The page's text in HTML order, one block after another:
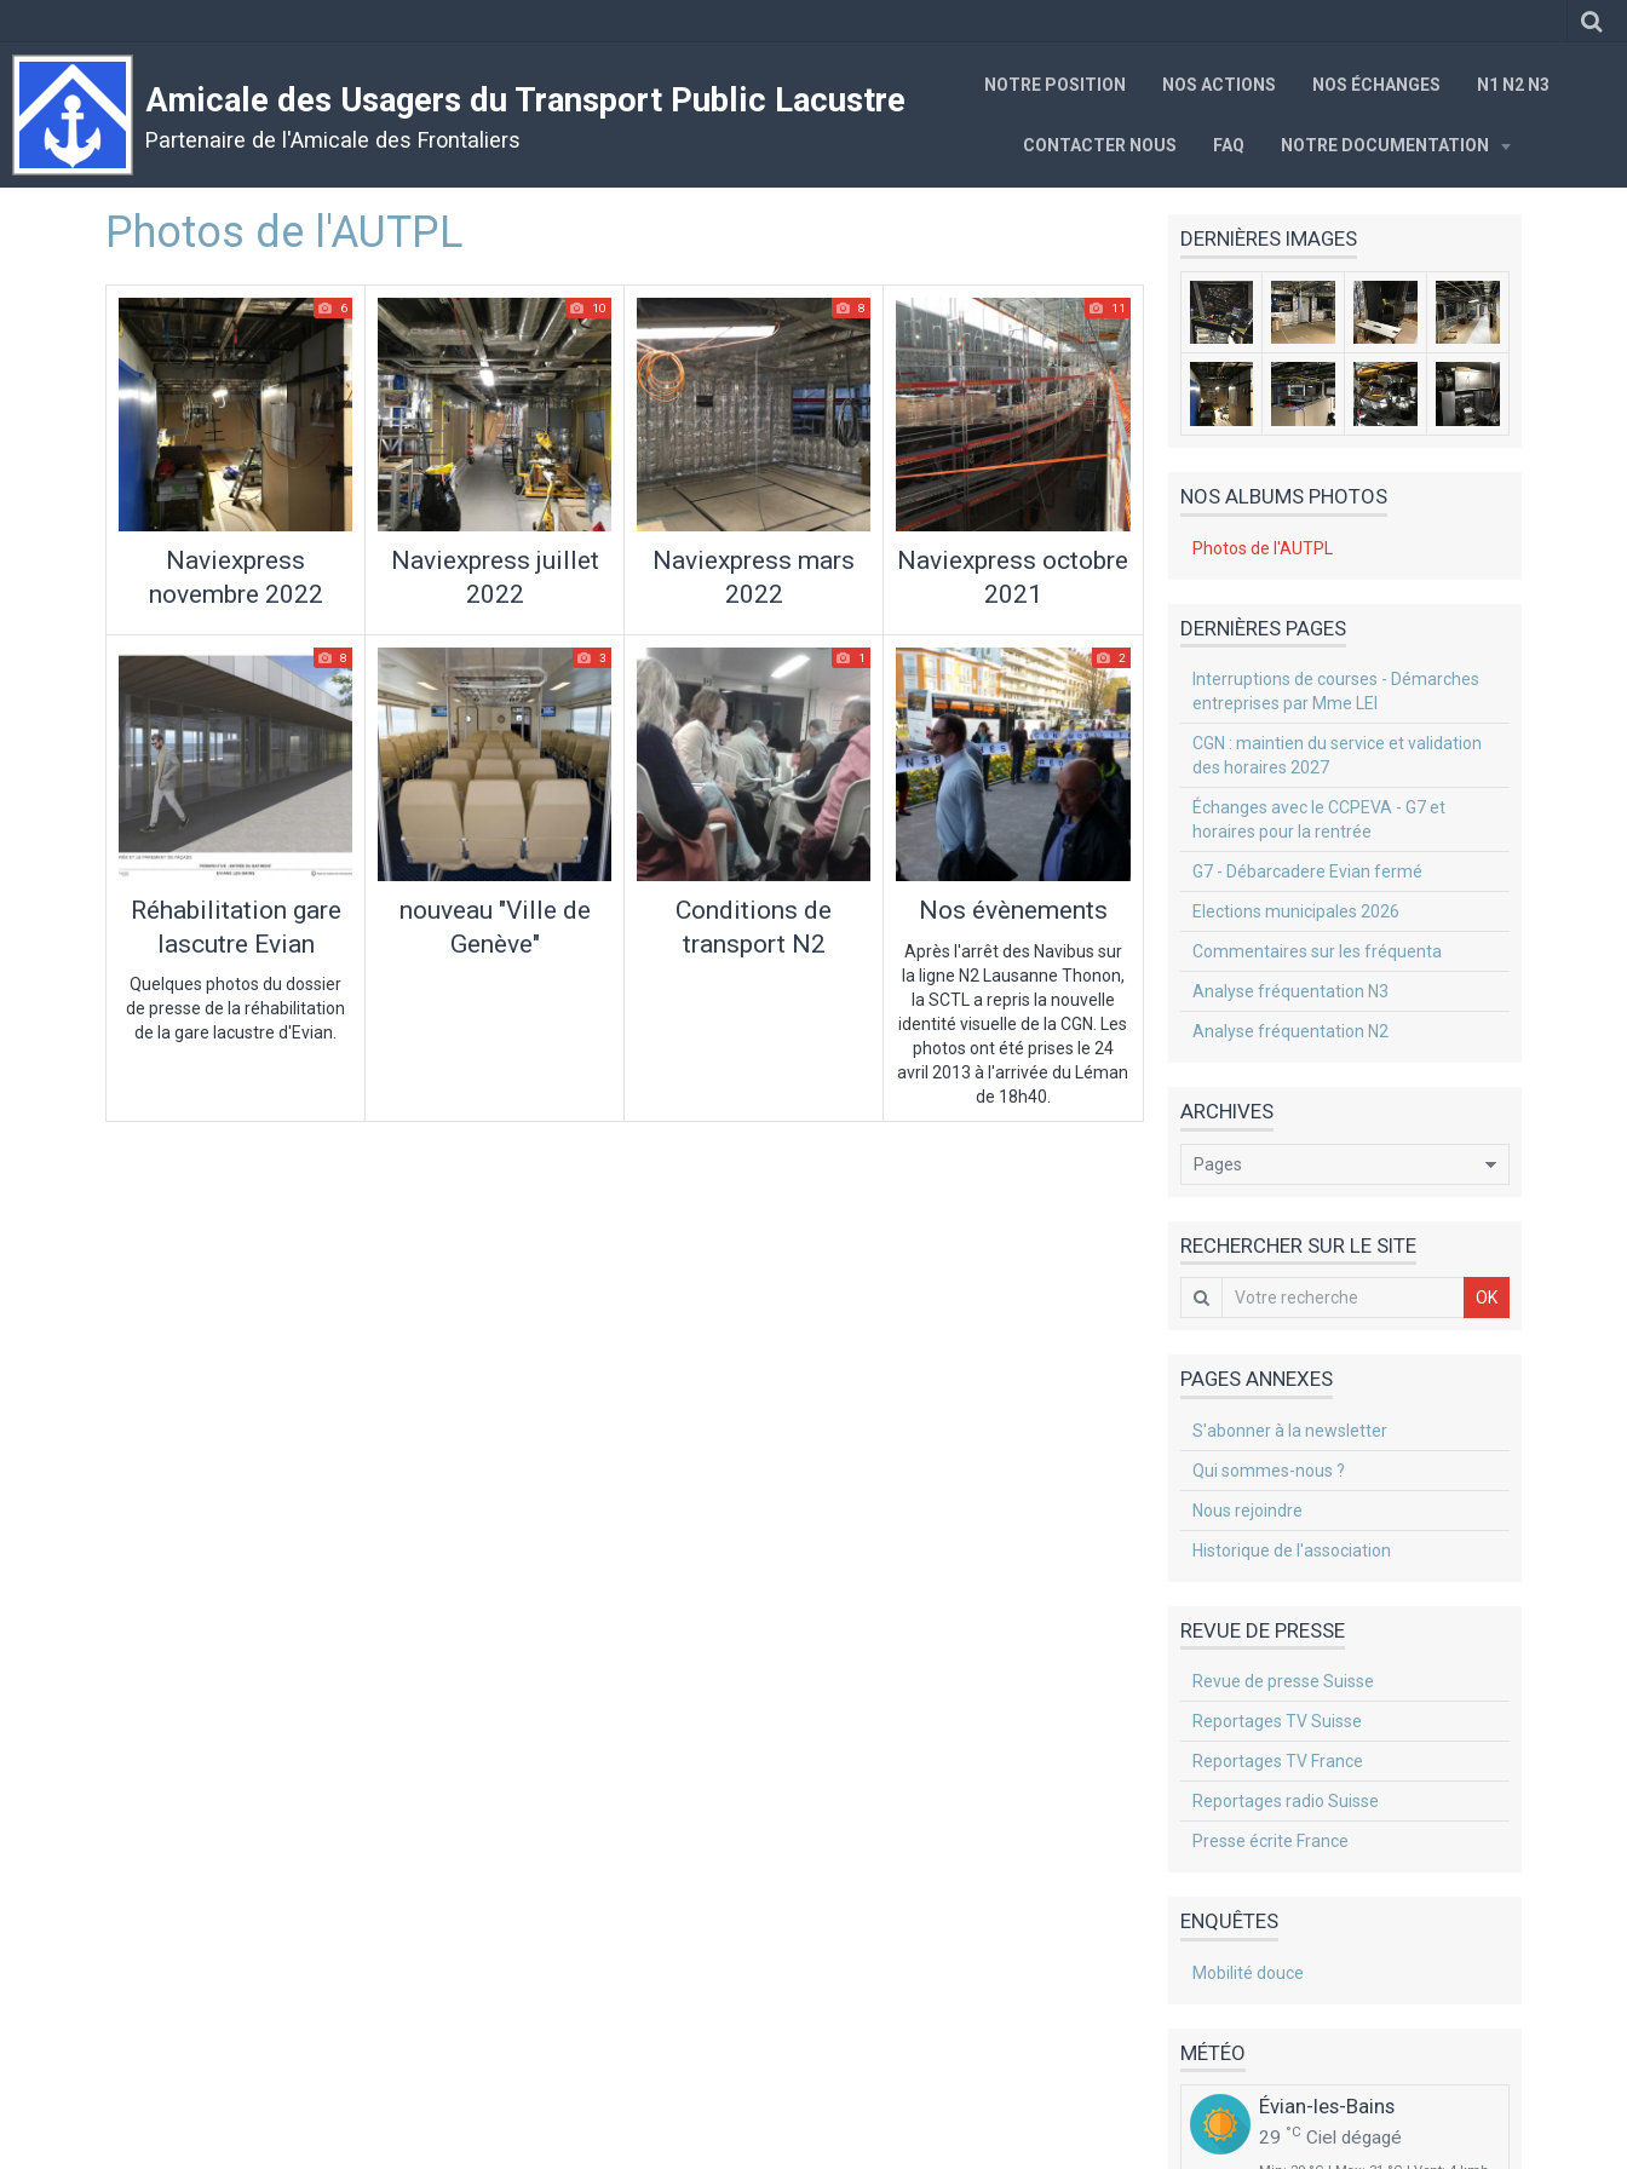
Amicale des Usagers du Transport Public Lacustre
Partenaire de l'Amicale des Frontaliers
NOTRE POSITION NOS ACTIONS NOS ÉCHANGES N1 N2 N3
CONTACTER NOUS FAQ NOTRE DOCUMENTATION
Accueil
Photos de l'AUTPL
6
Naviexpress
novembre 2022
10
Naviexpress juillet
2022
8
Naviexpress mars
2022
11
Naviexpress octobre
2021
8
Réhabilitation gare
lascutre Evian
Quelques photos du dossier
de presse de la réhabilitation
de la gare lacustre d'Evian.
3
nouveau "Ville de
Genève"
1
Conditions de
transport N2
2
Nos évènements
Après l'arrêt des Navibus sur
la ligne N2 Lausanne Thonon,
la SCTL a repris la nouvelle
identité visuelle de la CGN. Les
photos ont été prises le 24
avril 2013 à l'arrivée du Léman
de 18h40.
DERNIÈRES IMAGES
NOS ALBUMS PHOTOS
Photos de l'AUTPL
DERNIÈRES PAGES
Interruptions de courses - Démarches
entreprises par Mme LEI
CGN : maintien du service et validation
des horaires 2027
Échanges avec le CCPEVA - G7 et
horaires pour la rentrée
G7 - Débarcadere Evian fermé
Elections municipales 2026
Commentaires sur les fréquenta
Analyse fréquentation N3
Analyse fréquentation N2
ARCHIVES
RECHERCHER SUR LE SITE
OK
PAGES ANNEXES
S'abonner à la newsletter
Qui sommes-nous ?
Nous rejoindre
Historique de l'association
REVUE DE PRESSE
Revue de presse Suisse
Reportages TV Suisse
Reportages TV France
Reportages radio Suisse
Presse écrite France
ENQUÊTES
Mobilité douce
MÉTÉO
Évian-les-Bains
29 °C Ciel dégagé